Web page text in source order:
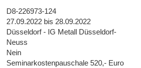
D8-226973-124
27.09.2022 bis 28.09.2022
Düsseldorf - IG Metall Düsseldorf-
Neuss
Nein
Seminarkostenpauschale 520,- Euro